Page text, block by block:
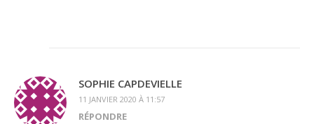
SOPHIE CAPDEVIELLE
11 JANVIER 2020 À 11:57
RÉPONDRE